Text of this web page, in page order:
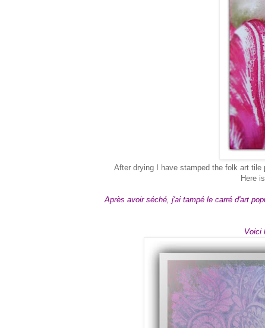
After drying I have stamped the folk art
Here
Après avoir séché, j'ai tampé le carré d'art
Voici